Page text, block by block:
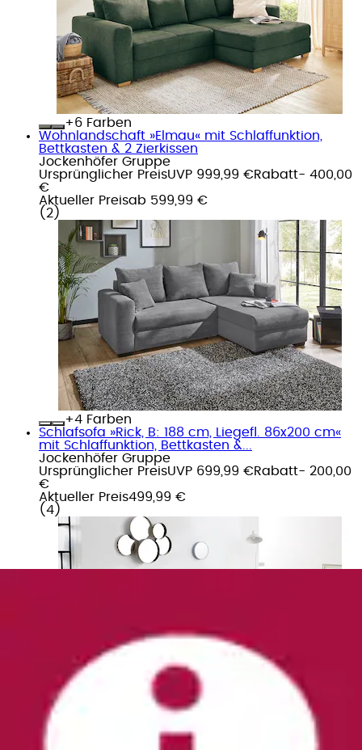
+
Farben
Wohnlandschaft »Elmau« mit Schlaffunktion,
Bettkasten & 2 Zierkissen
Jockenhöfer Gruppe
Ursprünglicher PreisUVP 999,99 €Rabatt- 400,00
€
Aktueller Preisab 599,99 €
( 2 )
+
Farben
Schlafsofa »Rick, B: 188 cm, Liegefl. 86x200 cm«
mit Schlaffunktion, Bettkasten &...
Jockenhöfer Gruppe
Ursprünglicher PreisUVP 699,99 €Rabatt- 200,00
€
Aktueller Preis499,99 €
( 4 )
Recamiere »Roy, B: 149 cm, Liegefl. 84x200 cm«
mit Schlaffunktion , Bettkasten &...